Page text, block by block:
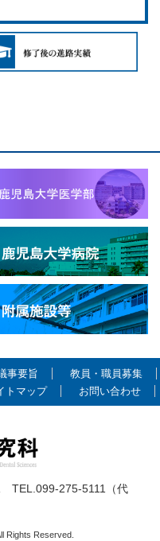
事要旨
教員・職員募集
トマップ お問い合わせ
TEL.099-275-5111（代
Rights Reserved.